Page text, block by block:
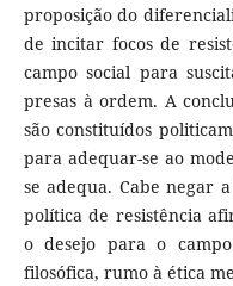
proposição do
de incitar focos de
campo social para
presas à ordem. A
são constituídos
para adequar-se ao
se adequa. Cabe negar
política de resistência
o desejo para o
filosófica, rumo à ética